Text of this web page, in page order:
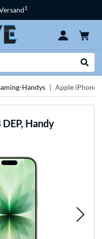
1
Handys Apple iPhone
Handy